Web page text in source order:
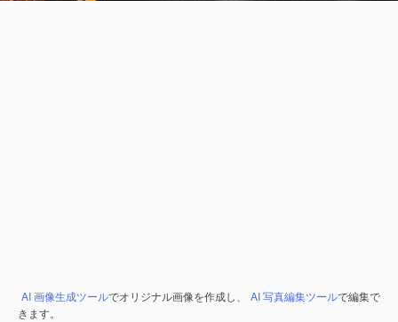
AI 画像生成ツールでオリジナル画像を作成し、 AI 写真編集ツールで編集で
きます。